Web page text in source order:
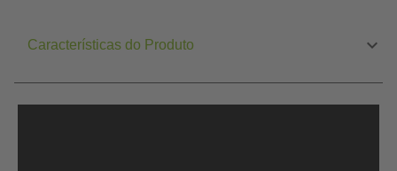
Características do Produto